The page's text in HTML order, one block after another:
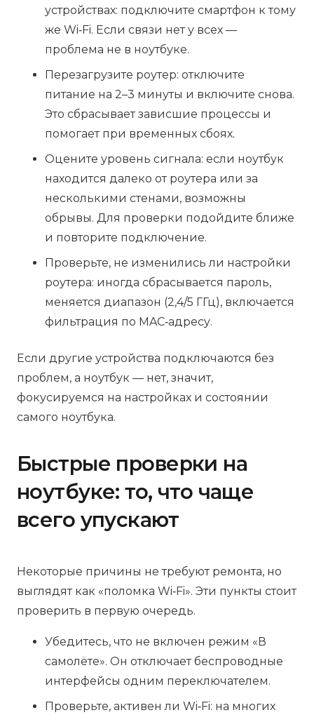
устройствах: подключите смартфон к тому
же Wi‑Fi. Если связи нет у всех —
проблема не в ноутбуке.
Перезагрузите роутер: отключите
питание на 2–3 минуты и включите снова.
Это сбрасывает зависшие процессы и
помогает при временных сбоях.
Оцените уровень сигнала: если ноутбук
находится далеко от роутера или за
несколькими стенами, возможны
обрывы. Для проверки подойдите ближе
и повторите подключение.
Проверьте, не изменились ли настройки
роутера: иногда сбрасывается пароль,
меняется диапазон (2,4/5 ГГц), включается
фильтрация по MAC‑адресу.
Если другие устройства подключаются без
проблем, а ноутбук — нет, значит,
фокусируемся на настройках и состоянии
самого ноутбука.
Быстрые проверки на
ноутбуке: то, что чаще
всего упускают
Некоторые причины не требуют ремонта, но
выглядят как «поломка Wi‑Fi». Эти пункты стоит
проверить в первую очередь.
Убедитесь, что не включен режим «В
самолёте». Он отключает беспроводные
интерфейсы одним переключателем.
Проверьте, активен ли Wi‑Fi: на многих